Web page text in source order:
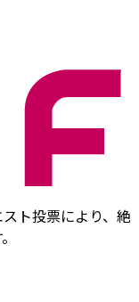
ト投票により、絶